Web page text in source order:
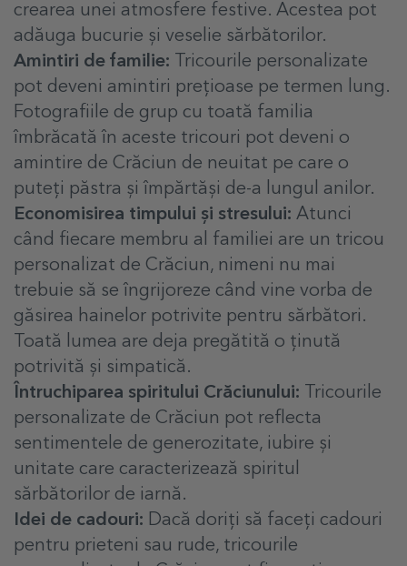
crearea unei atmosfere festive. Acestea pot
adăuga bucurie și veselie sărbătorilor.
Amintiri de familie: Tricourile personalizate
pot deveni amintiri prețioase pe termen lung.
Fotografiile de grup cu toată familia
îmbrăcată în aceste tricouri pot deveni o
amintire de Crăciun de neuitat pe care o
puteți păstra și împărtăși de-a lungul anilor.
Economisirea timpului și stresului: Atunci
când fiecare membru al familiei are un tricou
personalizat de Crăciun, nimeni nu mai
trebuie să se îngrijoreze când vine vorba de
găsirea hainelor potrivite pentru sărbători.
Toată lumea are deja pregătită o ținută
potrivită și simpatică.
Întruchiparea spiritului Crăciunului: Tricourile
personalizate de Crăciun pot reflecta
sentimentele de generozitate, iubire și
unitate care caracterizează spiritul
sărbătorilor de iarnă.
Idei de cadouri: Dacă doriți să faceți cadouri
pentru prieteni sau rude, tricourile